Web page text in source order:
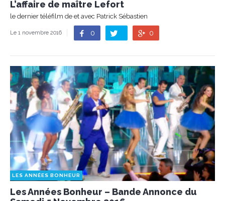
L’affaire de maître Lefort
le dernier téléfilm de et avec Patrick Sébastien
Le 1 novembre 2016 0 0
LES ANNÉES BONHEUR
Les Années Bonheur – Bande Annonce du